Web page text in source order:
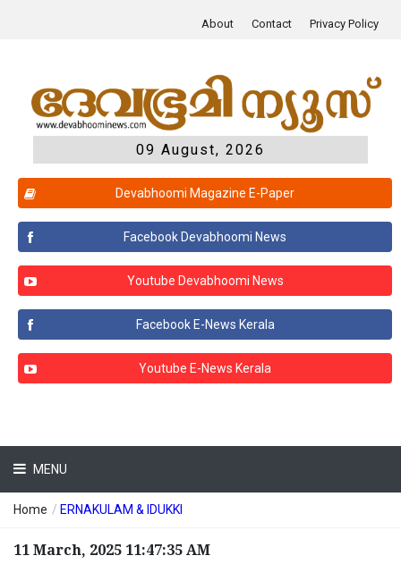
About Contact Privacy Policy
09 August, 2026
Devabhoomi Magazine E-Paper
Facebook Devabhoomi News
Youtube Devabhoomi News
Facebook E-News Kerala
Youtube E-News Kerala
MENU
Home / ERNAKULAM & IDUKKI
11 March, 2025 11:47:35 AM